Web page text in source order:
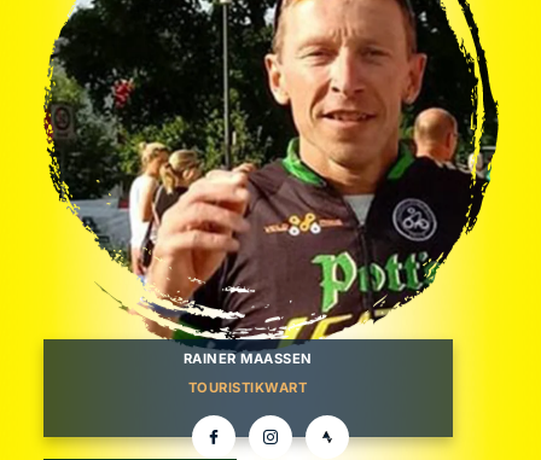
RAINER MAASSEN
TOURISTIKWART